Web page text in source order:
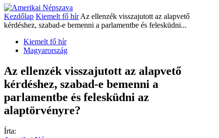
Kezdőlap Kiemelt fő hír Az ellenzék visszajutott az alapvető
kérdéshez, szabad-e bemenni a parlamentbe és felesküdni...
Kiemelt fő hír
Magyarország
Az ellenzék visszajutott az alapvető
kérdéshez, szabad-e bemenni a
parlamentbe és felesküdni az
alaptörvényre?
Írta: